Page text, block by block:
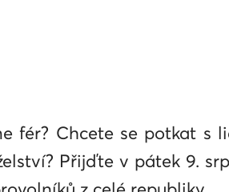
fér? Chcete se potkat s
Přijďte v pátek 9.